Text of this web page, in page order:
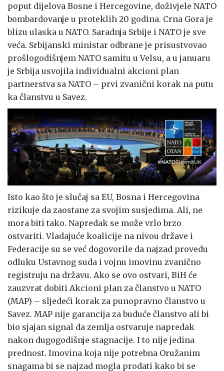
poput dijelova Bosne i Hercegovine, doživjele NATO
bombardovanje u proteklih 20 godina. Crna Gora je
blizu ulaska u NATO. Saradnja Srbije i NATO je sve
veća. Srbijanski ministar odbrane je prisustvovao
prošlogodišnjem NATO samitu u Velsu, a u januaru
je Srbija usvojila individualni akcioni plan
partnerstva sa NATO – prvi zvanični korak na putu
ka članstvu u Savez.
Isto kao što je slučaj sa EU, Bosna i Hercegovina
rizikuje da zaostane za svojim susjedima. Ali, ne
mora biti tako. Napredak se može vrlo brzo
ostvariti. Vladajuće koalicije na nivou države i
Federacije su se već dogovorile da najzad provedu
odluku Ustavnog suda i vojnu imovinu zvanično
registruju na državu. Ako se ovo ostvari, BiH će
zauzvrat dobiti Akcioni plan za članstvo u NATO
(MAP) – sljedeći korak za punopravno članstvo u
Savez. MAP nije garancija za buduće članstvo ali bi
bio sjajan signal da zemlja ostvaruje napredak
nakon dugogodišnje stagnacije. I to nije jedina
prednost. Imovina koja nije potrebna Oružanim
snagama bi se najzad mogla prodati kako bi se